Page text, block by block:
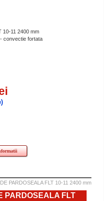
10-11 2400 mm
convectie fortata
PARDOSEALA FLT 10-11 2400 mm
PARDOSEALA FLT